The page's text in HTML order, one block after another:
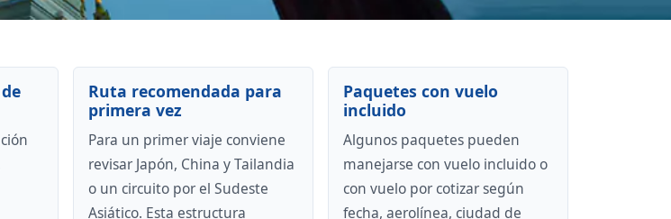
Ruta recomendada para
primera vez
Para un primer viaje conviene
revisar Japón, China y Tailandia
o un circuito por el Sudeste
Asiático. Esta estructura
Paquetes con vuelo
incluido
Algunos paquetes pueden
manejarse con vuelo incluido o
con vuelo por cotizar según
fecha, aerolínea, ciudad de